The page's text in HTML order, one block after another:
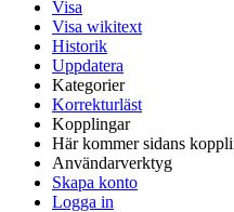
Visa
Visa wikitext
Historik
Uppdatera
Kategorier
Korrekturläst
Kopplingar
Här kommer sidans
Användarverktyg
Skapa konto
Logga in